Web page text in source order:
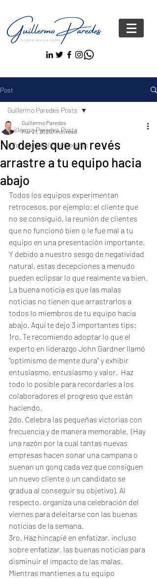
Post
Guillermo Paredes Posts
#Personas FelicesYseguras
Guillermo Paredes Posts
No dejes que un revés
arrastre a tu equipo hacia
abajo
Guillermo Paredes
Mar 21, 20201 min read
Todos los equipos experimentan
retrocesos, por ejemplo: el cliente que
no se consiguió, la reunión de clientes
que no funcionó bien o le fue mal a tu
equipo en una presentación importante.
Y debido a nuestro sesgo de negatividad
natural, estas decepciones a menudo
pueden eclipsar lo que realmente va bien.
La buena noticia es que las malas
noticias no tienen que arrastrarlos a
todos lo miembros de tu equipo hacia
abajo. Aquí te dejo 3 importantes tips:
1ro. Te recomiendo adoptar lo que el
experto en liderazgo John Gardner llamó
"optimismo de mente dura" y exhibir
entusiasmo, entusiasmo y valor.  Haz
todo lo posible para recordarles a los
colaboradores el progreso que están
haciendo.
2do. Celebra las pequeñas victorias con
frecuencia y de manera memorable.  (Hay
una razón por la cual tantas nuevas
empresas hacen sonar una campana o
suenan un gong cada vez que consiguen
un nuevo cliente o un candidato se
gradua al conseguir su objetivo). Al
respecto, organiza una celebración del
viernes para deleitarse con las buenas
noticias de la semana.
3ro. Haz hincapié en enfatizar, incluso
sobre enfatizar, las buenas noticias para
disminuir el impacto de las malas.
Mientras mantienes a tu equipo